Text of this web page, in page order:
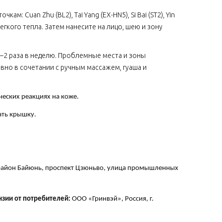
Cuan Zhu (BL2), Tai Yang (EX­-HN5), Si Bai (ST2), Yin
тепла. Затем нанесите на лицо, шею и зону
раза в неделю. Проблемные места и зоны
в сочетании с ручным массажем, гуаша и
реакциях на коже.
крышку.
Байюнь, проспект Цзюньво, улица промышленных
от потребителей: ООО «Гринвэй», Россия, г.